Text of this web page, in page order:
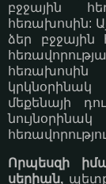
բջջային
հեռախոսին:
ձեր
մեքենայի
Որպեսզի
սերիան,